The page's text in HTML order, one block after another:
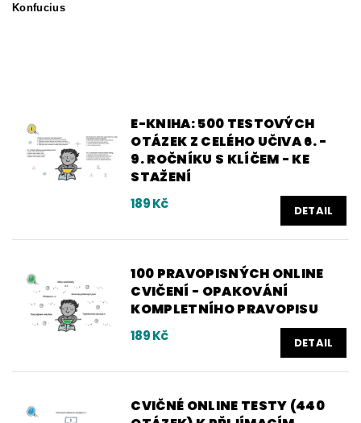
Konfucius
E-KNIHA: 500 TESTOVÝCH
OTÁZEK Z CELÉHO UČIVA 6. -
9. ROČNÍKU S KLÍČEM - KE
STAŽENÍ
189 Kč DETAIL
100 PRAVOPISNÝCH ONLINE
CVIČENÍ - OPAKOVÁNÍ
KOMPLETNÍHO PRAVOPISU
189 Kč DETAIL
CVIČNÉ ONLINE TESTY (440